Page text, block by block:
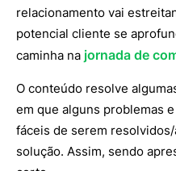
relacionamento vai
potencial cliente se
caminha na jornada de
O conteúdo resolve
em que alguns problemas
fáceis de serem
solução. Assim, sendo